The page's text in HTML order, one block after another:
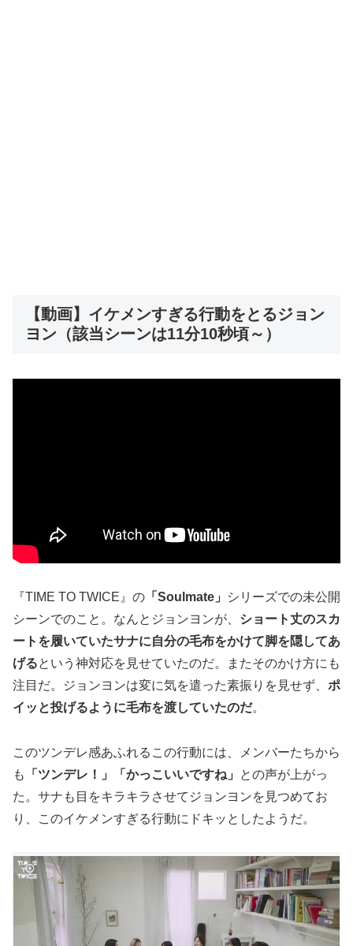
【動画】イケメンすぎる行動をとるジョン
ヨン（該当シーンは11分10秒頃～）
『TIME TO TWICE』の 「Soulmate」
シリーズでの未公開
シーンでのこと。なんとジョンヨンが、 ショート丈のスカ
ートを履いていたサナに自分の毛布をかけて脚を隠してあ
げるという神対応を見せていたのだ。またそのかけ方にも
注目だ。ジョンヨンは変に気を遣った素振りを見せず、 ポ
イッと投げるように毛布を渡していたのだ。
このツンデレ感あふれるこの行動には、メンバーたちから
も
「ツンデレ！」「かっこいいですね」
との声が上がっ
た。サナも目をキラキラさせてジョンヨンを見つめてお
り、このイケメンすぎる行動にドキッとしたようだ。